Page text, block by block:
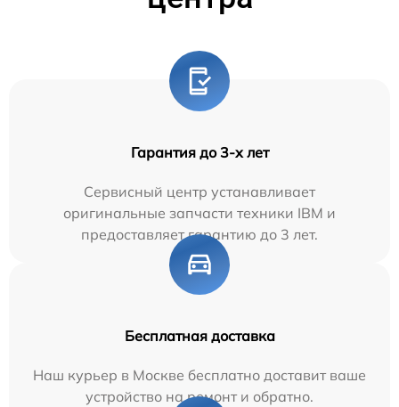
Гарантия до 3-х лет
Сервисный центр устанавливает
оригинальные запчасти техники IBM и
предоставляет гарантию до 3 лет.
Бесплатная доставка
Наш курьер в Москве бесплатно доставит ваше
устройство на ремонт и обратно.